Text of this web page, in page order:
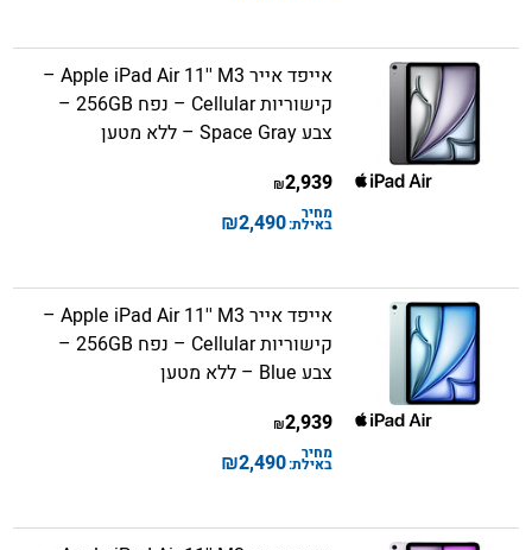
אייפד אייר Apple iPad Air 11'' M3 –
קישוריות Cellular – נפח 256GB –
צבע Space Gray – ללא מטען
2,939
₪
מחיר
באילת:2,490
₪
אייפד אייר Apple iPad Air 11'' M3 –
קישוריות Cellular – נפח 256GB –
צבע Blue – ללא מטען
2,939
₪
מחיר
באילת:2,490
₪